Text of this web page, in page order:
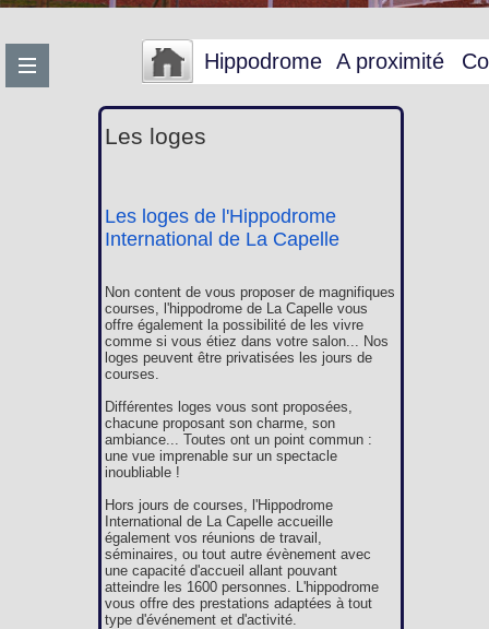
Hippodrome A proximité
Les loges
Les loges de l'Hippodrome
International de La Capelle
Non content de vous proposer de magnifiques
courses, l'hippodrome de La Capelle vous
offre également la possibilité de les vivre
comme si vous étiez dans votre salon... Nos
loges peuvent être privatisées les jours de
courses.
Différentes loges vous sont proposées,
chacune proposant son charme, son
ambiance... Toutes ont un point commun :
une vue imprenable sur un spectacle
inoubliable !
Hors jours de courses, l'Hippodrome
International de La Capelle accueille
également vos réunions de travail,
séminaires, ou tout autre évènement avec
une capacité d'accueil allant pouvant
atteindre les 1600 personnes. L'hippodrome
vous offre des prestations adaptées à tout
type d'événement et d'activité.